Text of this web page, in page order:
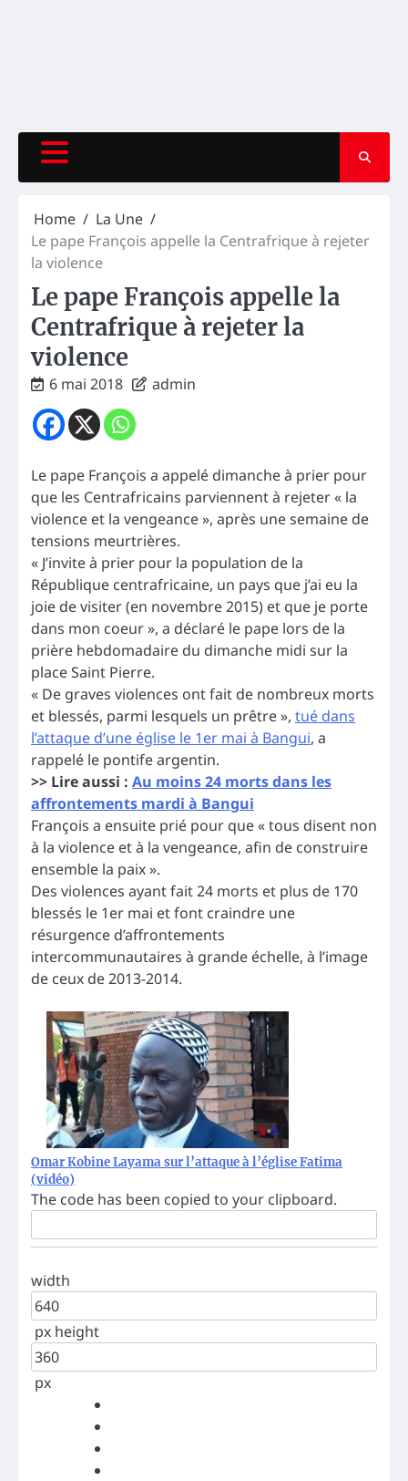
Home
La Une
Le pape François appelle la Centrafrique à rejeter
la violence
Le pape François appelle la
Centrafrique à rejeter la
violence
6 mai 2018 admin
Le pape François a appelé dimanche à prier pour
que les Centrafricains parviennent à rejeter « la
violence et la vengeance », après une semaine de
tensions meurtrières.
« J’invite à prier pour la population de la
République centrafricaine, un pays que j’ai eu la
joie de visiter (en novembre 2015) et que je porte
dans mon coeur », a déclaré le pape lors de la
prière hebdomadaire du dimanche midi sur la
place Saint Pierre.
« De graves violences ont fait de nombreux morts
et blessés, parmi lesquels un prêtre », tué dans
l’attaque d’une église le 1er mai à Bangui, a
rappelé le pontife argentin.
>> Lire aussi : Au moins 24 morts dans les
affrontements mardi à Bangui
François a ensuite prié pour que « tous disent non
à la violence et à la vengeance, afin de construire
ensemble la paix ».
Des violences ayant fait 24 morts et plus de 170
blessés le 1er mai et font craindre une
résurgence d’affrontements
intercommunautaires à grande échelle, à l’image
de ceux de 2013-2014.
Omar Kobine Layama sur l’attaque à l’église Fatima
(vidéo)
The code has been copied to your clipboard.
width
px height
px